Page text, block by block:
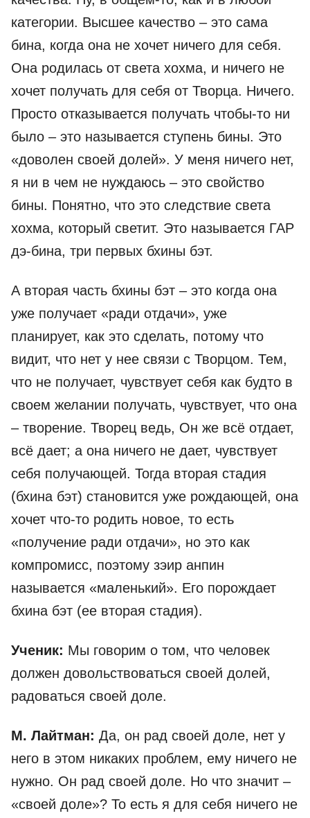
категории. Высшее качество – это сама
бина, когда она не хочет ничего для себя.
Она родилась от света хохма, и ничего не
хочет получать для себя от Творца. Ничего.
Просто отказывается получать чтобы-то ни
было – это называется ступень бины. Это
«доволен своей долей». У меня ничего нет,
я ни в чем не нуждаюсь – это свойство
бины. Понятно, что это следствие света
хохма, который светит. Это называется ГАР
дэ-бина, три первых бхины бэт.
А вторая часть бхины бэт – это когда она
уже получает «ради отдачи», уже
планирует, как это сделать, потому что
видит, что нет у нее связи с Творцом. Тем,
что не получает, чувствует себя как будто в
своем желании получать, чувствует, что она
– творение. Творец ведь, Он же всё отдает,
всё дает; а она ничего не дает, чувствует
себя получающей. Тогда вторая стадия
(бхина бэт) становится уже рождающей, она
хочет что-то родить новое, то есть
«получение ради отдачи», но это как
компромисс, поэтому зэир анпин
называется «маленький». Его порождает
бхина бэт (ее вторая стадия).
Ученик: Мы говорим о том, что человек
должен довольствоваться своей долей,
радоваться своей доле.
М. Лайтман: Да, он рад своей доле, нет у
него в этом никаких проблем, ему ничего не
нужно. Он рад своей доле. Но что значит –
«своей доле»? То есть я для себя ничего не